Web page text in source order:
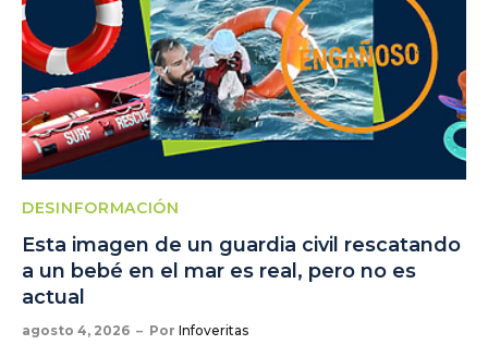
DESINFORMACIÓN
Esta imagen de un guardia civil rescatando
a un bebé en el mar es real, pero no es
actual
agosto 4, 2026 Por Infoveritas